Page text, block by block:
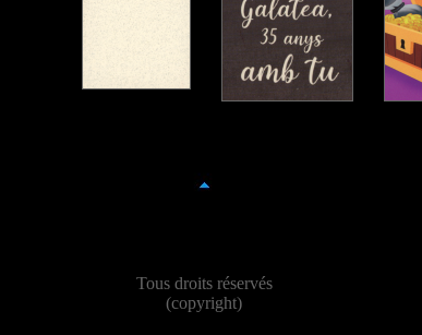
Tous droits réservés
(copyright)